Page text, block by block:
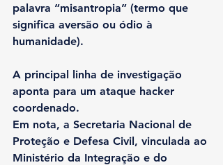
palavra “misantropia” (termo que
significa aversão ou ódio à
humanidade).
A principal linha de investigação
aponta para um ataque hacker
coordenado.
Em nota, a Secretaria Nacional de
Proteção e Defesa Civil, vinculada ao
Ministério da Integração e do